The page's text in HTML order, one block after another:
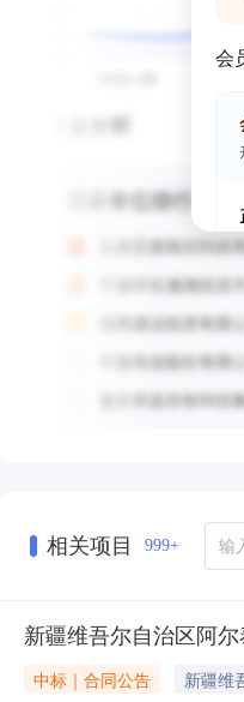
会
相关项目 999+
新疆维吾尔自治区阿
中标｜合同公告 新疆维